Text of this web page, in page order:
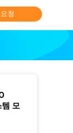
청
템 모